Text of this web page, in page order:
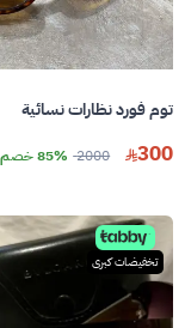
توم فورد نظارات نسائية
300
2000 85% خصم
تخفيضات كبرى